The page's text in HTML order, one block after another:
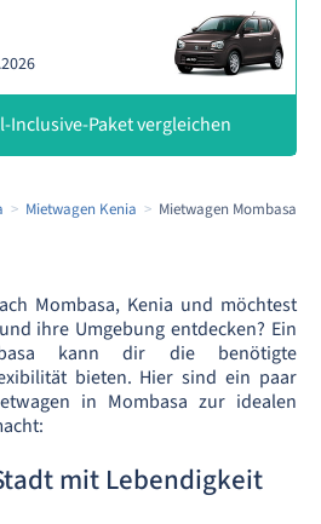
Inclusive-Paket vergleichen
Mietwagen Kenia Mietwagen Mombasa
Mombasa, Kenia und möchtest
ihre Umgebung entdecken? Ein
kann dir die benötigte
bieten. Hier sind ein paar
in Mombasa zur idealen
mit Lebendigkeit